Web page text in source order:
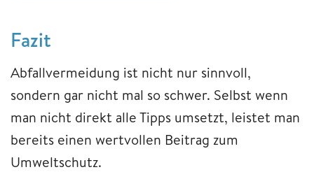
Fazit
Abfallvermeidung ist nicht nur sinnvoll,
sondern gar nicht mal so schwer. Selbst wenn
man nicht direkt alle Tipps umsetzt, leistet man
bereits einen wertvollen Beitrag zum
Umweltschutz.